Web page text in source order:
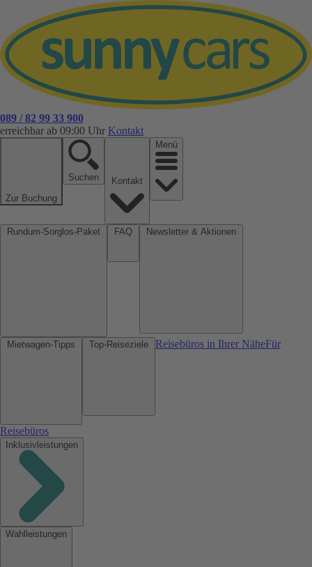
089 / 82 99 33 900
erreichbar ab 09:00 Uhr Kontakt
Zur Buchung
Suchen
Menü
Reisebüros in Ihrer NäheFür
Reisebüros
Inklusivleistungen
Wahlleistungen